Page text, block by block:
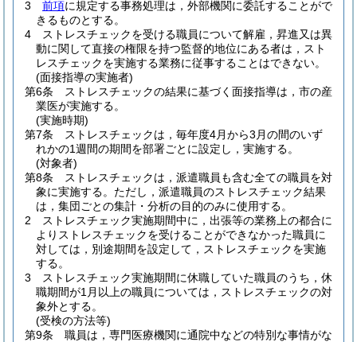
3
前項に規定する事務処理は，外部機関に委託することがで
きるものとする。
4
ストレスチェックを受ける職員について解雇，昇進又は異
動に関して直接の権限を持つ監督的地位にある者は，スト
レスチェックを実施する業務に従事することはできない。
(面接指導の実施者)
第6条
ストレスチェックの結果に基づく面接指導は，市の産
業医が実施する。
(実施時期)
第7条
ストレスチェックは，毎年度4月から3月の間のいず
れかの1週間の期間を部署ごとに設定し，実施する。
(対象者)
第8条
ストレスチェックは，派遣職員も含む全ての職員を対
象に実施する。 ただし，派遣職員のストレスチェック結果
は，集団ごとの集計・分析の目的のみに使用する。
2
ストレスチェック実施期間中に，出張等の業務上の都合に
よりストレスチェックを受けることができなかった職員に
対しては，別途期間を設定して，ストレスチェックを実施
する。
3
ストレスチェック実施期間に休職していた職員のうち，休
職期間が1月以上の職員については，ストレスチェックの対
象外とする。
(受検の方法等)
第9条
職員は，専門医療機関に通院中などの特別な事情がな